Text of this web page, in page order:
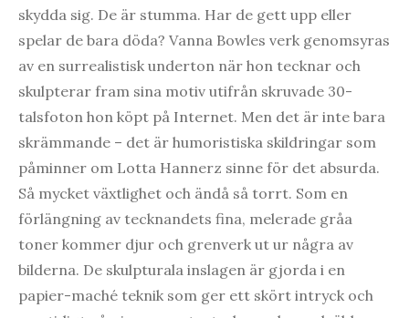
skydda sig. De är stumma. Har de gett upp eller
spelar de bara döda? Vanna Bowles verk genomsyras
av en surrealistisk underton när hon tecknar och
skulpterar fram sina motiv utifrån skruvade 30-
talsfoton hon köpt på Internet. Men det är inte bara
skrämmande – det är humoristiska skildringar som
påminner om Lotta Hannerz sinne för det absurda.
Så mycket växtlighet och ändå så torrt. Som en
förlängning av tecknandets fina, melerade gråa
toner kommer djur och grenverk ut ur några av
bilderna. De skulpturala inslagen är gjorda i en
papier-maché teknik som ger ett skört intryck och